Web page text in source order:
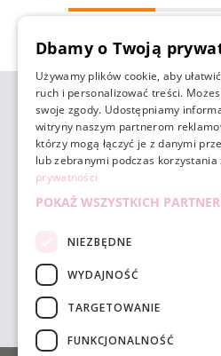
przyjemność obsługiwać takich
się z nami Twoimi
MOJE
sklep@unicornbeauty.com.pl
Dbamy o Twoją
Używamy plików cookie, aby
ruch i personalizować treści.
swoje zgody. Udostępniamy
witryny naszym partnerom
którzy mogą łączyć je z danymi
lub zebranymi podczas korzystania
prywatności
POKAŻ WSZYSTKICH
NIEZBĘDNE
WYDAJNOŚĆ
TARGETOWANIE
FUNKCJONALNOŚĆ